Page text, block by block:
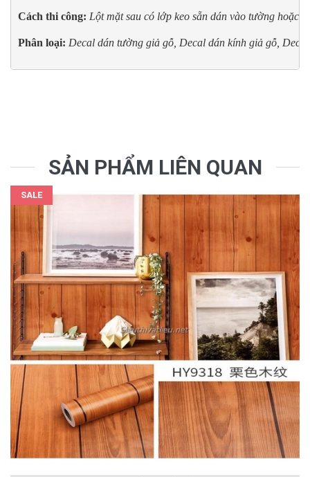
Cách thi công: Lột mặt sau có lớp keo sẵn dán vào tường hoặc
Phân loại: Decal dán tường giả gỗ, Decal dán kính giả gỗ,
SẢN PHẨM LIÊN QUAN
SALE